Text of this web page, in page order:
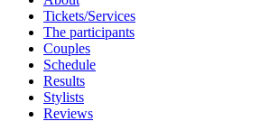
Tickets/Services
The participants
Couples
Schedule
Results
Stylists
Reviews